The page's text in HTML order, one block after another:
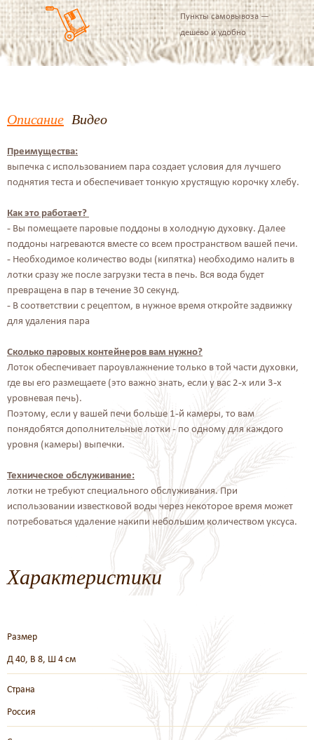
Пункты самовывоза —
дешево и удобно
Описание Видео
Преимущества:
выпечка с использованием пара создает условия для лучшего
поднятия теста и обеспечивает тонкую хрустящую корочку хлебу.
Как это работает?
- Вы помещаете паровые поддоны в холодную духовку. Далее
поддоны нагреваются вместе со всем пространством вашей печи.
- Необходимое количество воды (кипятка) необходимо налить в
лотки сразу же после загрузки теста в печь. Вся вода будет
превращена в пар в течение 30 секунд.
- В соответствии с рецептом, в нужное время откройте задвижку
для удаления пара
Сколько паровых контейнеров вам нужно?
Лоток обеспечивает пароувлажнение только в той части духовки,
где вы его размещаете (это важно знать, если у вас 2-х или 3-х
уровневая печь).
Поэтому, если у вашей печи больше 1-й камеры, то вам
понядобятся дополнительные лотки - по одному для каждого
уровня (камеры) выпечки.
Техническое обслуживание:
лотки не требуют специального обслуживания. При
использовании известковой воды через некоторое время может
потребоваться удаление накипи небольшим количеством уксуса.
Характеристики
Размер
Д 40, В 8, Ш 4 см
Страна
Россия